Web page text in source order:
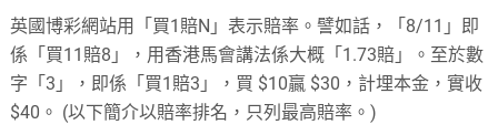
英國博彩網站用「買1賠N」表示賠率。譬如話，「8/11」即
係「買11賠8」，用香港馬會講法係大概「1.73賠」。至於數
字「3」，即係「買1賠3」，買 $10贏 $30，計埋本金，實收
$40。 (以下簡介以賠率排名，只列最高賠率。)